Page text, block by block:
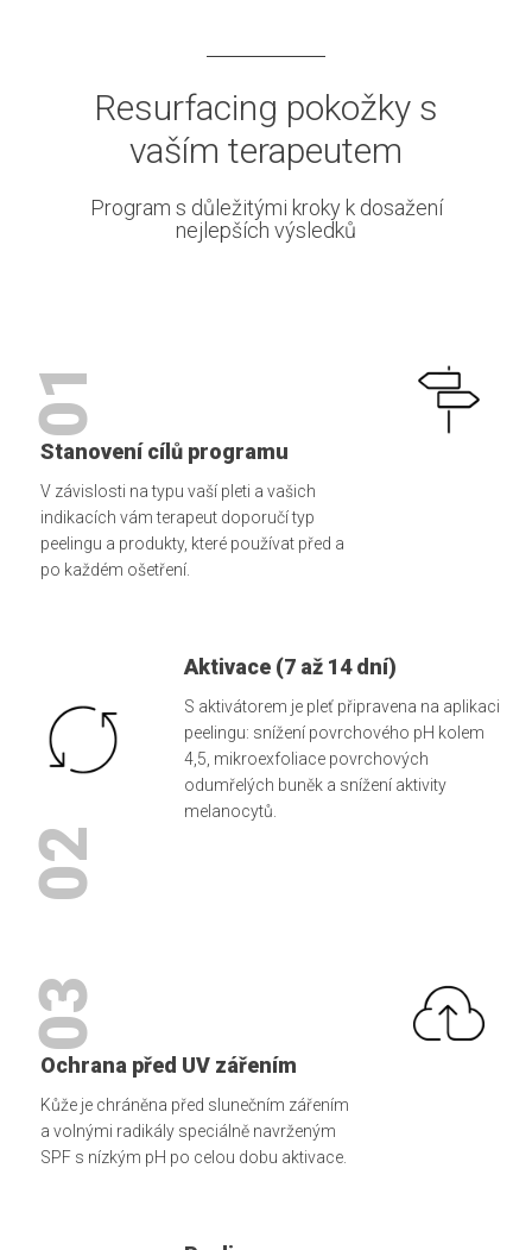
Resurfacing pokožky s
vaším terapeutem
Program s důležitými kroky k dosažení
nejlepších výsledků
01
Stanovení cílů programu
V závislosti na typu vaší pleti a vašich
indikacích vám terapeut doporučí typ
peelingu a produkty, které používat před a
po každém ošetření.
Aktivace (7 až 14 dní)
S aktivátorem je pleť připravena na aplikaci
peelingu: snížení povrchového pH kolem
4,5, mikroexfoliace povrchových
odumřelých buněk a snížení aktivity
melanocytů.
02
03
Ochrana před UV zářením
Kůže je chráněna před slunečním zářením
a volnými radikály speciálně navrženým
SPF s nízkým pH po celou dobu aktivace.